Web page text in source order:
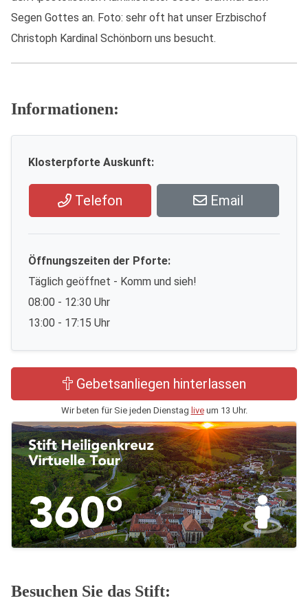
Segen Gottes an. Foto: sehr oft hat unser Erzbischof
Christoph Kardinal Schönborn uns besucht.
Informationen:
Klosterpforte Auskunft:
Telefon Email
Öffnungszeiten der Pforte:
Täglich geöffnet - Komm und sieh!
08:00 - 12:30 Uhr
13:00 - 17:15 Uhr
Gebetsanliegen hinterlassen
Wir beten für Sie jeden Dienstag liveum 13 Uhr.
Besuchen Sie das Stift: